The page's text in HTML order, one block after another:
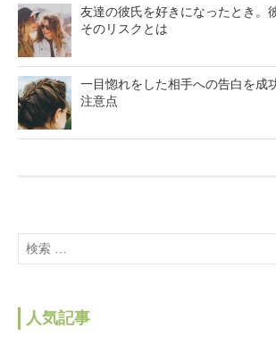
友達の彼氏を好きになったとき。
そのリスクとは
一目惚れをした相手への告白を成
注意点
検
索
人気記事